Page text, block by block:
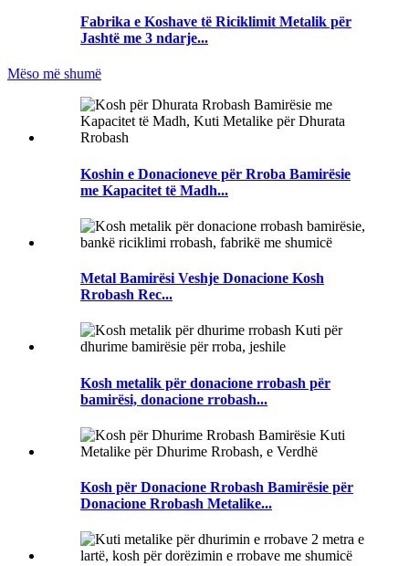
Fabrika e Koshave të Riciklimit Metalik për
Jashtë me 3 ndarje...
Mëso më shumë
Koshin e Donacioneve për Rroba Bamirësie
me Kapacitet të Madh...
Metal Bamirësi Veshje Donacione Kosh
Rrobash Rec...
Kosh metalik për donacione rrobash për
bamirësi, donacione rrobash...
Kosh për Donacione Rrobash Bamirësie për
Donacione Rrobash Metalike...